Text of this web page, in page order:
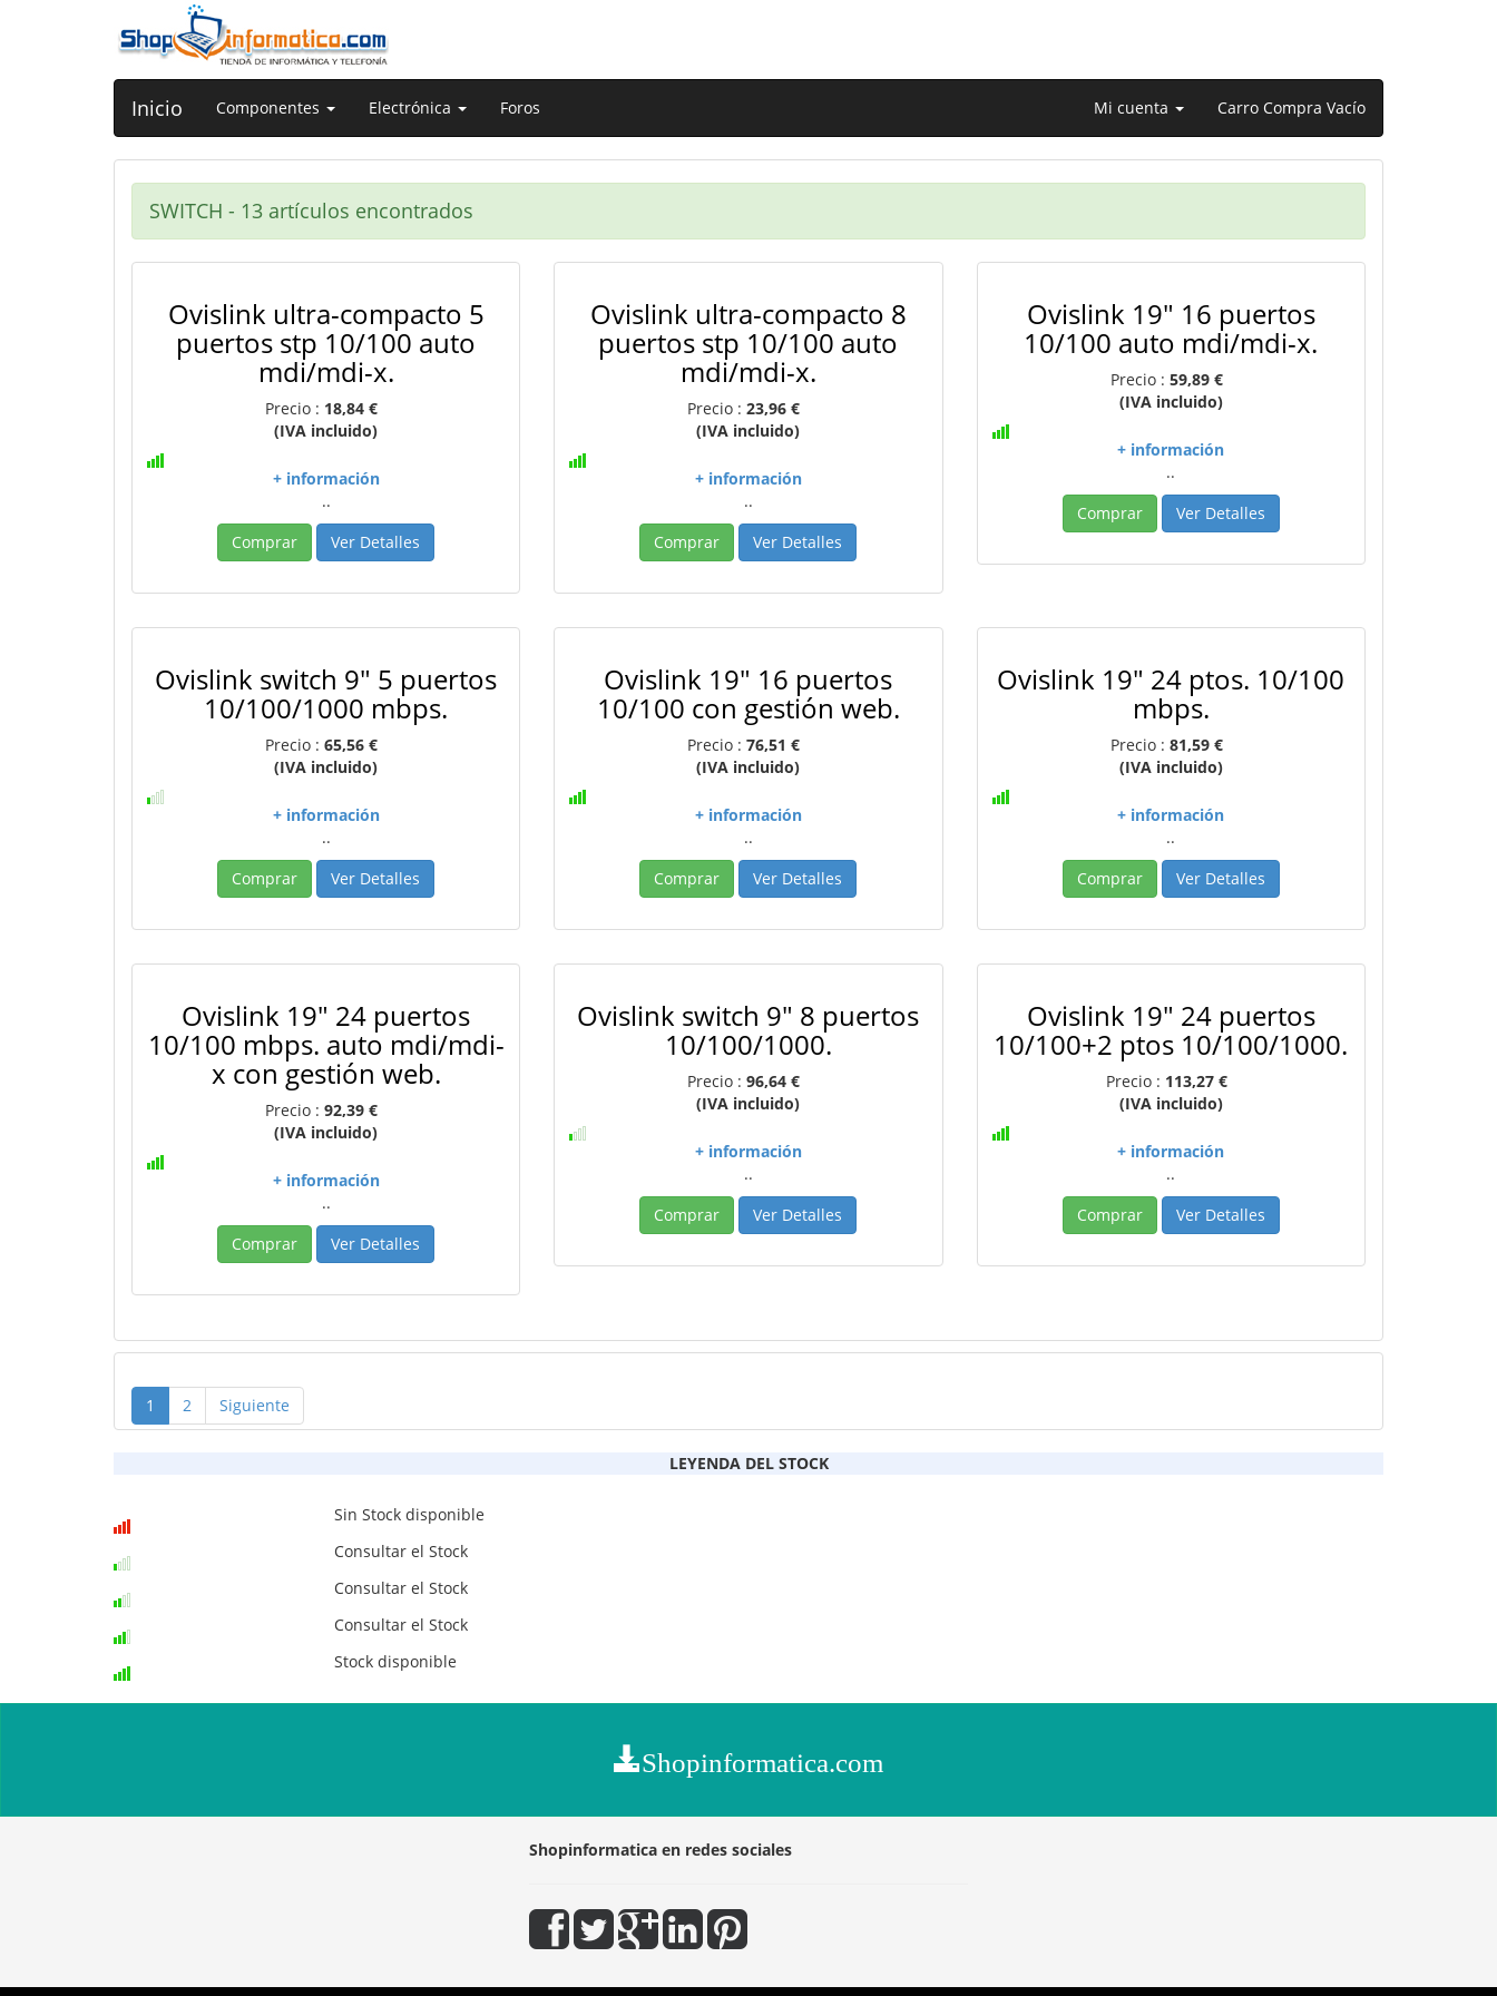
Inicio Componentes Electrónica Foros Mi cuenta Carro Compra Vacío
SWITCH - 13 artículos encontrados
Ovislink ultra-compacto 5
puertos stp 10/100 auto
mdi/mdi-x.
Precio : 18,84 €
(IVA incluido)
+ información
..
Comprar
Ver Detalles
Ovislink ultra-compacto 8
puertos stp 10/100 auto
mdi/mdi-x.
Precio :23,96 €
(IVA incluido)
+ información
..
Comprar
Ver Detalles
Ovislink 19" 16 puertos
10/100 auto mdi/mdi-x.
Precio : 59,89 €
(IVA incluido)
+ información
..
Comprar
Ver Detalles
Ovislink switch 9" 5 puertos
10/100/1000 mbps.
Precio :65,56 €
(IVA incluido)
+ información
..
Comprar
Ver Detalles
Ovislink 19" 16 puertos
10/100 con gestión web.
Precio :76,51 €
(IVA incluido)
+ información
..
Comprar
Ver Detalles
Ovislink 19" 24 ptos. 10/100
mbps.
Precio : 81,59 €
(IVA incluido)
+ información
..
Comprar
Ver Detalles
Ovislink 19" 24 puertos
10/100 mbps. auto mdi/mdi-
x con gestión web.
Precio :92,39 €
(IVA incluido)
+ información
..
Comprar
Ver Detalles
Ovislink switch 9" 8 puertos
10/100/1000.
Precio :96,64 €
(IVA incluido)
+ información
..
Comprar
Ver Detalles
Ovislink 19" 24 puertos
10/100+2 ptos 10/100/1000.
Precio : 113,27 €
(IVA incluido)
+ información
..
Comprar
Ver Detalles
1 2 Siguiente
LEYENDA DEL STOCK
Sin Stock disponible
Consultar el Stock
Consultar el Stock
Consultar el Stock
Stock disponible
Shopinformatica.com
Shopinformatica en redes sociales